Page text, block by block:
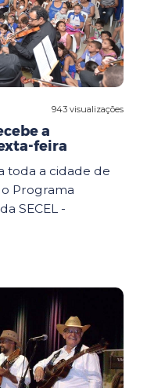
943 visualizações
a
feira
toda a cidade de
Programa
SECEL -